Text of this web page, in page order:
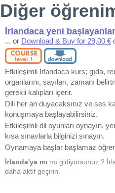
Diğer
İrlandaca yeni
... or Download & Buy for 29,00 €
Etkileşimli İrlandaca kurs; gıda,
organlarını, sayıları, zamanı
gerekli kalıpları içerir.
Dili her an duyacaksınız ve ses
konuşmaya başlayabilirsiniz.
Etkileşimli dil oyunları oynayın,
kısa sınavlarla bilginizi sınayın.
Oynamaya başlar başlamaz
İrlanda'ya mı mı gidiyorsunuz ?
daha aktif geçirin.